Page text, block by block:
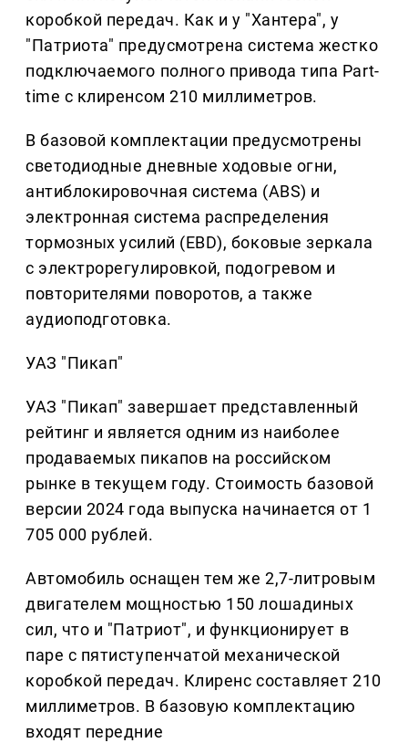
коробкой передач. Как и у "Хантера", у
"Патриота" предусмотрена система жестко
подключаемого полного привода типа Part-
time с клиренсом 210 миллиметров.
В базовой комплектации предусмотрены
светодиодные дневные ходовые огни,
антиблокировочная система (ABS) и
электронная система распределения
тормозных усилий (EBD), боковые зеркала
с электрорегулировкой, подогревом и
повторителями поворотов, а также
аудиоподготовка.
УАЗ "Пикап"
УАЗ "Пикап" завершает представленный
рейтинг и является одним из наиболее
продаваемых пикапов на российском
рынке в текущем году. Стоимость базовой
версии 2024 года выпуска начинается от 1
705 000 рублей.
Автомобиль оснащен тем же 2,7-литровым
двигателем мощностью 150 лошадиных
сил, что и "Патриот", и функционирует в
паре с пятиступенчатой механической
коробкой передач. Клиренс составляет 210
миллиметров. В базовую комплектацию
входят передние